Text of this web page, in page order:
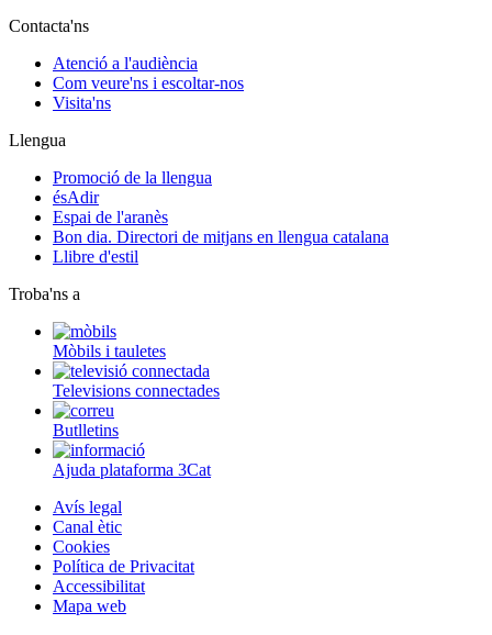
Contacta'ns
Atenció a l'audiència
Com veure'ns i escoltar-nos
Visita'ns
Llengua
Promoció de la llengua
ésAdir
Espai de l'aranès
Bon dia. Directori de mitjans en llengua catalana
Llibre d'estil
Troba'ns a
Mòbils i tauletes
Televisions connectades
Butlletins
Ajuda plataforma 3Cat
Avís legal
Canal ètic
Cookies
Política de Privacitat
Accessibilitat
Mapa web